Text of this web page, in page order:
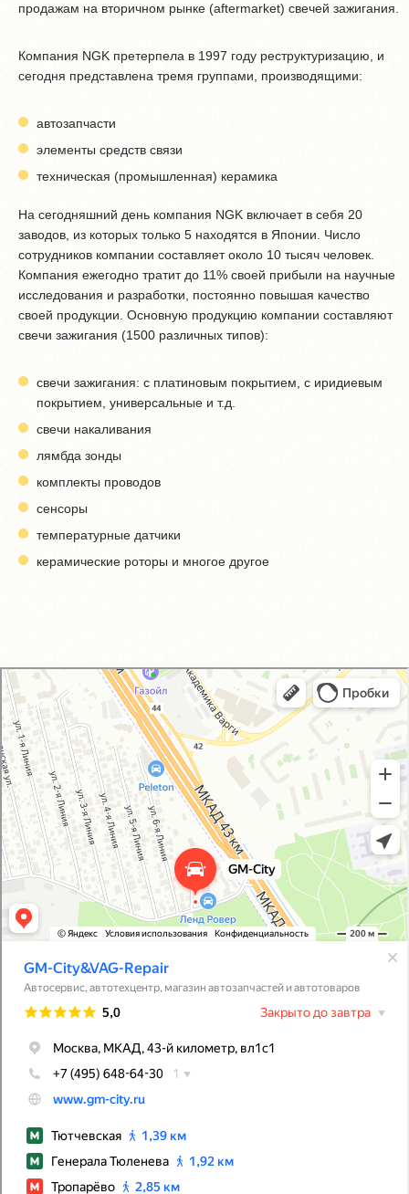
продажам на вторичном рынке (aftermarket) свечей зажигания.
Компания NGK претерпела в 1997 году реструктуризацию, и
сегодня представлена тремя группами, производящими:
автозапчасти
элементы средств связи
техническая (промышленная) керамика
На сегодняшний день компания NGK включает в себя 20
заводов, из которых только 5 находятся в Японии. Число
сотрудников компании составляет около 10 тысяч человек.
Компания ежегодно тратит до 11% своей прибыли на научные
исследования и разработки, постоянно повышая качество
своей продукции. Основную продукцию компании составляют
свечи зажигания (1500 различных типов):
свечи зажигания: с платиновым покрытием, с иридиевым
покрытием, универсальные и т.д.
свечи накаливания
лямбда зонды
комплекты проводов
сенсоры
температурные датчики
керамические роторы и многое другое
GM-City&VAG-Repair
Автосервис, автотехцентр в Москве
Магазин автозапчастей и автотоваров в Москве